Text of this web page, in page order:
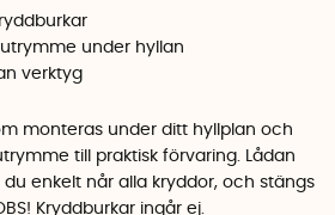
under hyllan
verktyg
monteras under ditt hyllplan och
till praktisk förvaring. Lådan
enkelt når alla kryddor, och stängs
Kryddburkar ingår ej.